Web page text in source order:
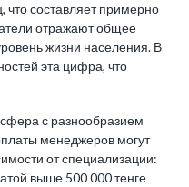
что составляет примерно
отражают общее
жизни населения. В
эта цифра, что
с разнообразием
менеджеров могут
от специализации:
выше 500 000 тенге